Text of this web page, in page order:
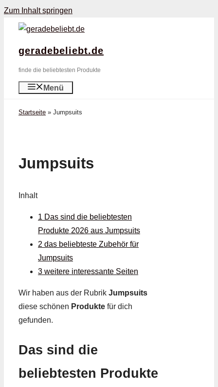
Zum Inhalt springen
geradebeliebt.de
finde die beliebtesten Produkte
Menü
Startseite » Jumpsuits
Jumpsuits
Inhalt
1 Das sind die beliebtesten
Produkte 2026 aus Jumpsuits
2 das beliebteste Zubehör für
Jumpsuits
3 weitere interessante Seiten
Wir haben aus der Rubrik Jumpsuits
diese schönen Produkte für dich
gefunden.
Das sind die
beliebtesten Produkte